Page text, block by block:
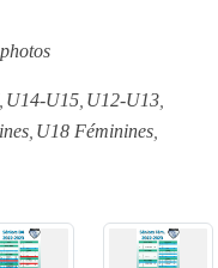
U14-U15 U12-U13
U18 Féminines